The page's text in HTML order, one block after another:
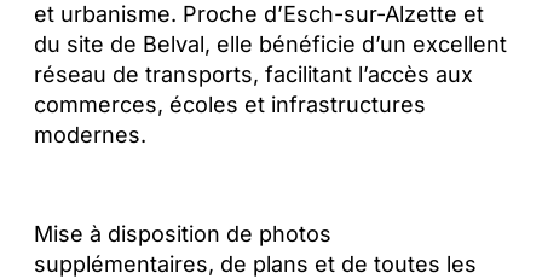
et urbanisme. Proche d’Esch-sur-Alzette et
du site de Belval, elle bénéficie d’un excellent
réseau de transports, facilitant l’accès aux
commerces, écoles et infrastructures
modernes.
Mise à disposition de photos
supplémentaires, de plans et de toutes les